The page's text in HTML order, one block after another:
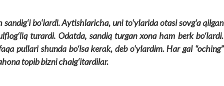
bo‘lardi. Aytishlaricha, uni to‘ylarida otasi sovg‘a qilgan
turardi. Odatda, sandiq turgan xona ham berk bo‘lardi.
pullari shunda bo‘lsa kerak, deb o‘ylardim. Har gal “oching”
topib bizni chalg‘itardilar.